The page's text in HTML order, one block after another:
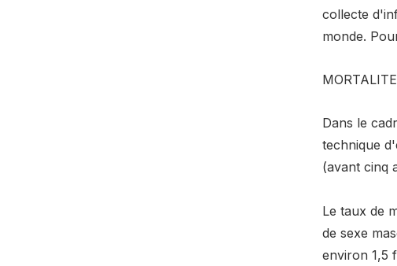
collecte
monde.
Dans le
technique
(avant cinq
Le taux de
de sexe
environ 1,5